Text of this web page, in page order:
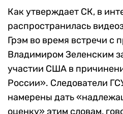
Как утверждает СК, в
распространилась
Грэм во время встречи с
Владимиром Зеленским
участии США в
России». Следователи
намерены дать
оценку» этим словам,